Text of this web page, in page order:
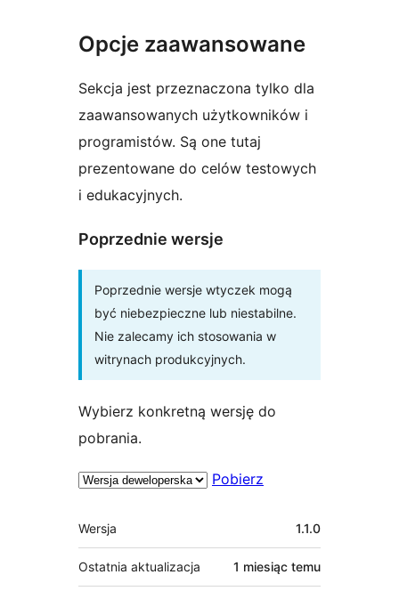
Opcje zaawansowane
Sekcja jest przeznaczona tylko dla
zaawansowanych użytkowników i
programistów. Są one tutaj
prezentowane do celów testowych
i edukacyjnych.
Poprzednie wersje
Poprzednie wersje wtyczek mogą
być niebezpieczne lub niestabilne.
Nie zalecamy ich stosowania w
witrynach produkcyjnych.
Wybierz konkretną wersję do
pobrania.
Pobierz
Meta
Wersja 1.1.0
Ostatnia aktualizacja 1 miesiąc temu